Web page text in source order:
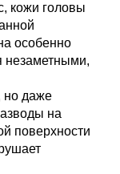
кожи головы
особенно
незаметными,
но даже
на
поверхности